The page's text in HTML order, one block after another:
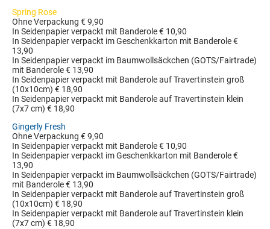
Spring Rose
Ohne Verpackung € 9,90
In Seidenpapier verpackt mit Banderole € 10,90
In Seidenpapier verpackt im Geschenkkarton mit Banderole €
13,90
In Seidenpapier verpackt im Baumwollsäckchen (GOTS/Fairtrade)
mit Banderole € 13,90
In Seidenpapier verpackt mit Banderole auf Travertinstein groß
(10x10cm) € 18,90
In Seidenpapier verpackt mit Banderole auf Travertinstein klein
(7x7 cm) € 18,90
Gingerly Fresh
Ohne Verpackung € 9,90
In Seidenpapier verpackt mit Banderole € 10,90
In Seidenpapier verpackt im Geschenkkarton mit Banderole €
13,90
In Seidenpapier verpackt im Baumwollsäckchen (GOTS/Fairtrade)
mit Banderole € 13,90
In Seidenpapier verpackt mit Banderole auf Travertinstein groß
(10x10cm) € 18,90
In Seidenpapier verpackt mit Banderole auf Travertinstein klein
(7x7 cm) € 18,90